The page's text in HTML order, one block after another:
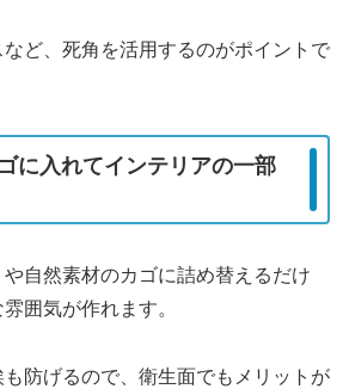
など、死角を活用するのがポイントで
に入れてインテリアの一部
自然素材のカゴに詰め替えるだけ
囲気が作れます。
防げるので、衛生面でもメリットが